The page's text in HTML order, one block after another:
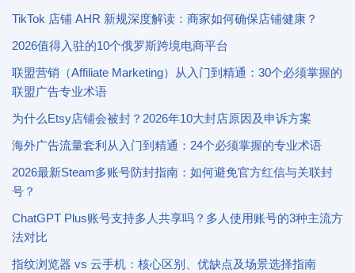
TikTok 店铺 AHR 新规深度解读：商家如何确保店铺健康？
2026值得入驻的10个俄罗斯跨境电商平台
联盟营销（Affiliate Marketing）从入门到精通：30个必须掌握的
联盟广告专业术语
为什么Etsy店铺会被封？2026年10大封店原因及申诉方案
海外广告流量套利从入门到精通：24个必须掌握的专业术语
2026最新Steam多账号防封指南：如何避免官方红信与关联封
号？
ChatGPT Plus账号支持多人共享吗？多人使用账号的3种主流方
法对比
指纹浏览器 vs 云手机：核心区别、优缺点及场景选择指南